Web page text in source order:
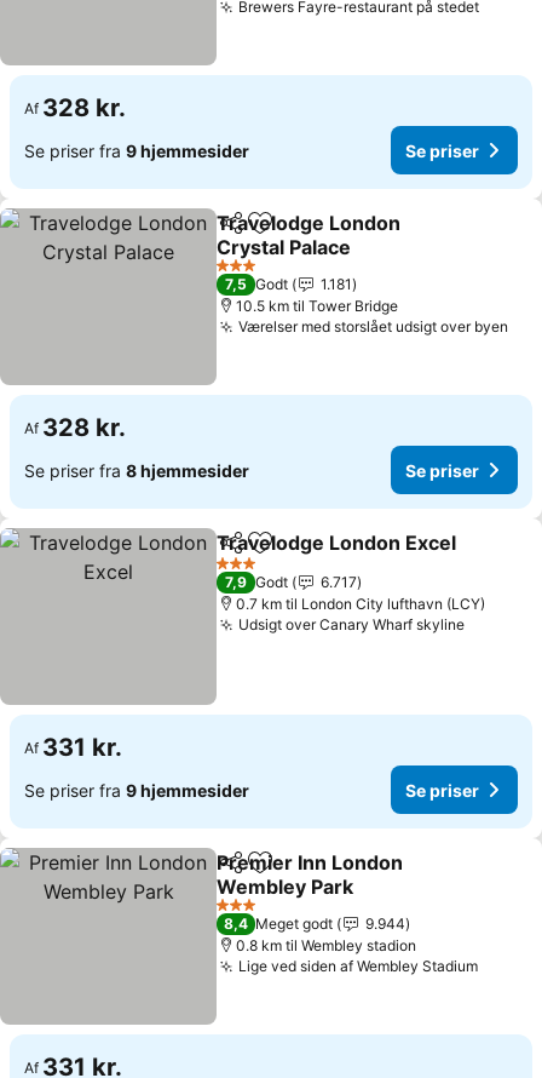
Brewers Fayre-restaurant på stedet
Af 328 kr.
Se priser fra 9 hjemmesider Se priser
Del Føj til favoritter
Travelodge London
Crystal Palace
3 Stjerner
7,5 Godt
1.181
10.5 km til Tower Bridge
Værelser med storslået udsigt over byen
Af 328 kr.
Se priser fra 8 hjemmesider Se priser
Del Føj til favoritter
Travelodge London Excel
3 Stjerner
7,9 Godt
6.717
0.7 km til London City lufthavn (LCY)
Udsigt over Canary Wharf skyline
Af 331 kr.
Se priser fra 9 hjemmesider Se priser
Del Føj til favoritter
Premier Inn London
Wembley Park
3 Stjerner
8,4 Meget godt
9.944
0.8 km til Wembley stadion
Lige ved siden af Wembley Stadium
Af 331 kr.